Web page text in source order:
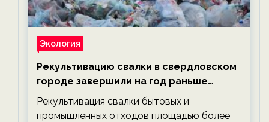
Экология
Рекультивацию свалки в свердловском
городе завершили на год раньше
планируемого срока — новости
экологии на ECOportal
Рекультивация свалки бытовых и
промышленных отходов площадью более